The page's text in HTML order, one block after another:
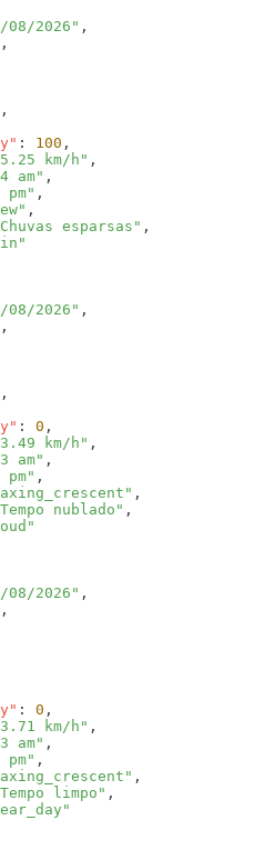
08/2026"
: 100
km/h"
am"
pm"
esparsas"
08/2026"
: 0
km/h"
am"
pm"
nublado"
08/2026"
: 0
km/h"
am"
pm"
limpo"